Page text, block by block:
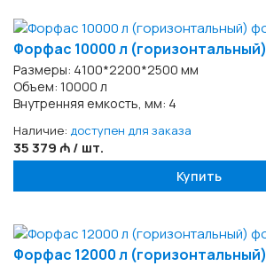
Форфас 10000 л (горизонтальный)
Размеры: 4100*2200*2500 мм
Объем: 10000 л
Внутренняя емкость, мм: 4
Наличие: доступен для заказа
35 379 ₼ / шт.
Купить
Форфас 12000 л (горизонтальный)